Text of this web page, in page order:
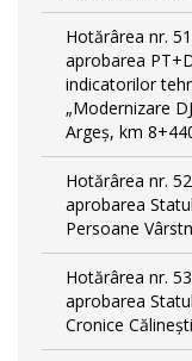
Hotărârea nr.
aprobarea
indicatorilor
„Modernizare
Argeș, km
Hotărârea nr.
aprobarea
Persoane
Hotărârea nr.
aprobarea
Cronice Călinești